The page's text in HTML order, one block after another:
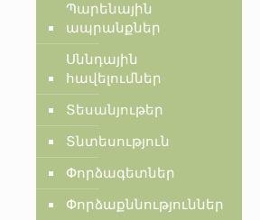
Պարենային
ապրանքներ
Սննդային
հավելումներ
Տեսանյութեր
Տնտեսություն
Փորձագետներ
Փորձաքննություններ